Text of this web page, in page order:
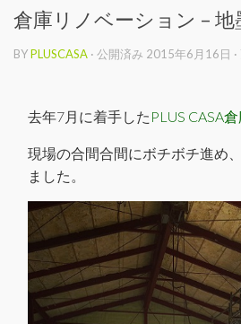
倉庫リノベーション – 地
BYPLUSCASA · 公開済み 2015年6月16日
去年7月に着手した PLUS CASA
現場の合間合間にボチボチ進め
ました。